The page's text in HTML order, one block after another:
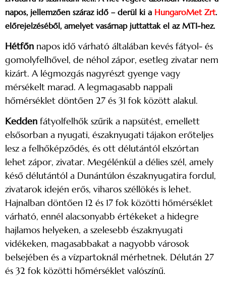
napos, jellemzően száraz idő – derül ki a HungaroMet Zrt.
előrejelzéséből, amelyet vasárnap juttattak el az MTI-hez.
Hétfőn napos idő várható általában kevés fátyol- és
gomolyfelhővel, de néhol zápor, esetleg zivatar nem
kizárt. A légmozgás nagyrészt gyenge vagy
mérsékelt marad. A legmagasabb nappali
hőmérséklet döntően 27 és 31 fok között alakul.
Kedden fátyolfelhők szűrik a napsütést, emellett
elsősorban a nyugati, északnyugati tájakon erőteljes
lesz a felhőképződés, és ott délutántól elszórtan
lehet zápor, zivatar. Megélénkül a délies szél, amely
késő délutántól a Dunántúlon északnyugatira fordul,
zivatarok idején erős, viharos széllökés is lehet.
Hajnalban döntően 12 és 17 fok közötti hőmérséklet
várható, ennél alacsonyabb értékeket a hidegre
hajlamos helyeken, a szelesebb északnyugati
vidékeken, magasabbakat a nagyobb városok
belsejében és a vízpartoknál mérhetnek. Délután 27
és 32 fok közötti hőmérséklet valószínű.